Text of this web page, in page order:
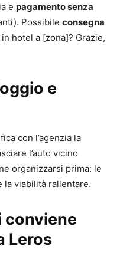
e pagamento senza
Possibile consegna
hotel a [zona]? Grazie,
e
con l’agenzia la
l’auto vicino
organizzarsi prima: le
la viabilità rallentare.
conviene
Leros